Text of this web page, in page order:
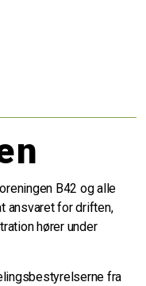
B42 og alle
ansvaret for driften,
hører under
fra